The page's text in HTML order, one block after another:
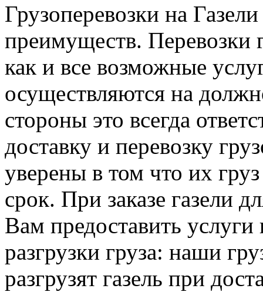
Грузоперевозки на
преимуществ. Перевозки
как и все возможные
осуществляются на
стороны это всегда
доставку и перевозку
уверены в том что их
срок. При заказе газели
Вам предоставить услуги
разгрузки груза: наши
разгрузят газель при